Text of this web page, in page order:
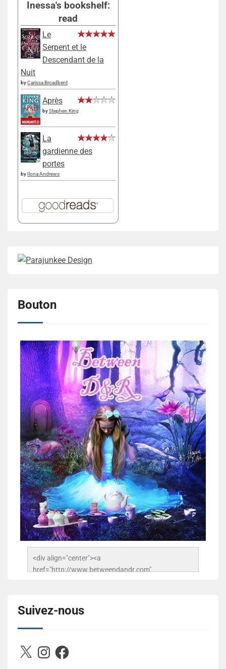
Inessa's bookshelf:
read
Le
Serpent et le
Descendant de la
Nuit
byCarissa Broadbent
Après
byStephen King
La
gardienne des
portes
by Ilona Andrews
Bouton
<div align="center"><a
href="http://www.betweendandr.com"
503716673157532-2788222864243652657-n.jpg"
alt="Between D&R" style="border:none;" /></a>
</div>
Suivez-nous
X InstagramFacebook